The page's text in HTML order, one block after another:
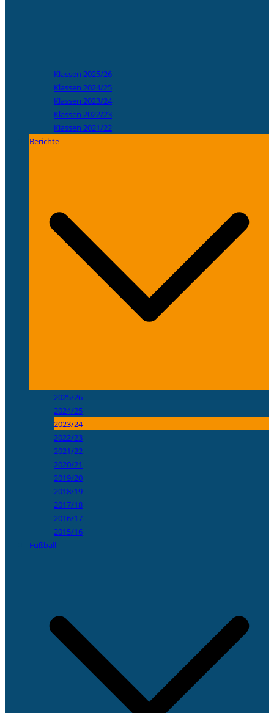
Klassen 2025/26
Klassen 2024/25
Klassen 2023/24
Klassen 2022/23
Klassen 2021/22
Berichte
2025/26
2024/25
2023/24
2022/23
2021/22
2020/21
2019/20
2018/19
2017/18
2016/17
2015/16
Fußball